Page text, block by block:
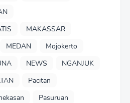
MAKASSAR
MEDAN
Mojokerto
NEWS
NGANJUK
Pacitan
Pasuruan